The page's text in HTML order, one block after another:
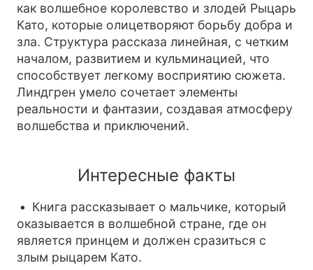
как волшебное королевство и злодей Рыцарь
Като, которые олицетворяют борьбу добра и
зла. Структура рассказа линейная, с четким
началом, развитием и кульминацией, что
способствует легкому восприятию сюжета.
Линдгрен умело сочетает элементы
реальности и фантазии, создавая атмосферу
волшебства и приключений.
Интересные факты
Книга рассказывает о мальчике, который
оказывается в волшебной стране, где он
является принцем и должен сразиться с
злым рыцарем Като.